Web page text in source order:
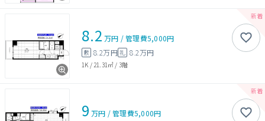
8.2 万円 /管理費5,000円
敷 8.2万円礼 8.2万円
1K / 21.31㎡ / 3階
9 万円 /管理費5,000円